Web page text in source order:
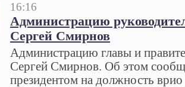
16:16
Администрацию
Сергей Смирнов
Администрацию главы и
Сергей Смирнов. Об этом
президентом на должность